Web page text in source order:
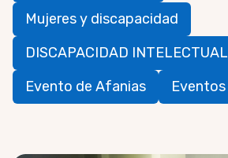
Mujeres y discapacidad
DISCAPACIDAD INTELECTUAL
Evento de Afanias
Eventos